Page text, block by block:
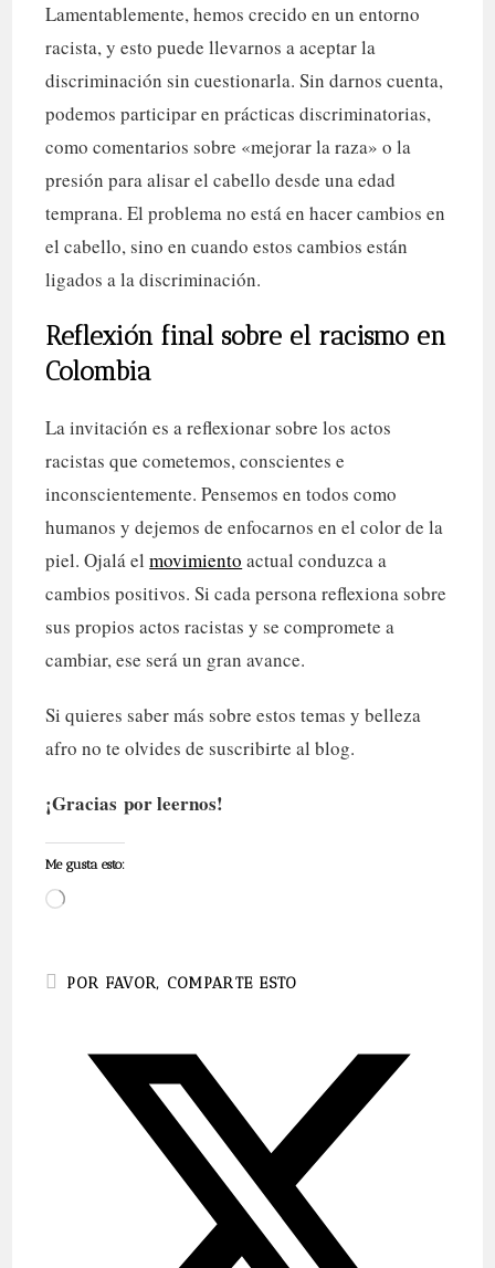
Lamentablemente, hemos crecido en un entorno
racista, y esto puede llevarnos a aceptar la
discriminación sin cuestionarla. Sin darnos cuenta,
podemos participar en prácticas discriminatorias,
como comentarios sobre «mejorar la raza» o la
presión para alisar el cabello desde una edad
temprana. El problema no está en hacer cambios en
el cabello, sino en cuando estos cambios están
ligados a la discriminación.
Reflexión final sobre el racismo en
Colombia
La invitación es a reflexionar sobre los actos
racistas que cometemos, conscientes e
inconscientemente. Pensemos en todos como
humanos y dejemos de enfocarnos en el color de la
piel. Ojalá elmovimiento actual conduzca a
cambios positivos. Si cada persona reflexiona sobre
sus propios actos racistas y se compromete a
cambiar, ese será un gran avance.
Si quieres saber más sobre estos temas y belleza
afro no te olvides de suscribirte al blog.
¡Gracias por leernos!
Me gusta esto:
Cargando...
POR FAVOR, COMPARTE ESTO
abre